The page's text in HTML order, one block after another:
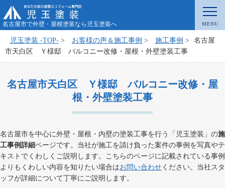
名古屋市で外壁・屋根塗装なら児玉塗装へ
児玉塗装 -TOP- > お客様の声＆施工事例 > 施工事例 >
名古屋
市天白区 Ｙ様邸 バルコニー改修・屋根・外壁塗装工事
名古屋市天白区 Ｙ様邸 バルコニー改修・屋
根・外壁塗装工事
名古屋市を中心に外壁・屋根・内壁の塗装工事を行う「児玉塗装」の施
工事例詳細ページです。当社が施工を請け負った案件の事例を写真やテ
キストでくわしくご説明します。こちらのページに記載されている事例
よりもくわしい内容を知りたい場合はお問い合わせ ください。当社スタ
ッフが詳細について丁寧にご説明します。